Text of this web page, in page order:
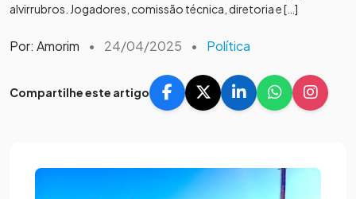
alvirrubros. Jogadores, comissão técnica, diretoria e […]
Por: Amorim • 24/04/2025 • Política
Compartilhe este artigo